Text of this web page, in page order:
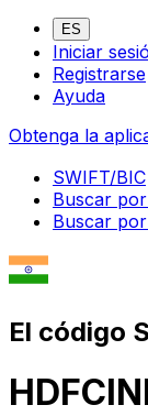
ES
Iniciar
Registrarse
Ayuda
Obtenga la
SWIFT/BIC
Buscar
Buscar
El código